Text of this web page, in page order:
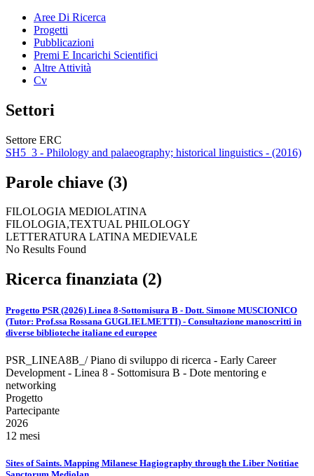
Aree Di Ricerca
Progetti
Pubblicazioni
Premi E Incarichi Scientifici
Altre Attività
Cv
Settori
Settore ERC
SH5_3 - Philology and palaeography; historical linguistics - (2016)
Parole chiave (3)
FILOLOGIA MEDIOLATINA
FILOLOGIA,TEXTUAL PHILOLOGY
LETTERATURA LATINA MEDIEVALE
No Results Found
Ricerca finanziata (2)
Progetto PSR (2026) Linea 8-Sottomisura B - Dott. Simone MUSCIONICO
(Tutor: Prof.ssa Rossana GUGLIELMETTI) - Consultazione manoscritti in
diverse biblioteche italiane ed europee
PSR_LINEA8B_/ Piano di sviluppo di ricerca - Early Career
Development - Linea 8 - Sottomisura B - Dote mentoring e
networking
Progetto
Partecipante
2026
12 mesi
Sites of Saints. Mapping Milanese Hagiography through the Liber Notitiae